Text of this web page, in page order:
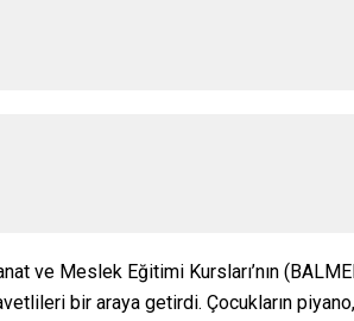
ve Meslek Eğitimi Kursları’nın
bir araya getirdi. Çocukların